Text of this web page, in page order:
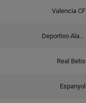
Valencia CF
Deportivo Alaves
Real Betis
Espanyol